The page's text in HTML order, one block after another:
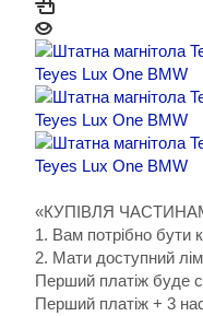
«КУПІВЛЯ
1. Вам потрібно бути
2. Мати доступний
Перший платіж буде
Перший платіж + 3